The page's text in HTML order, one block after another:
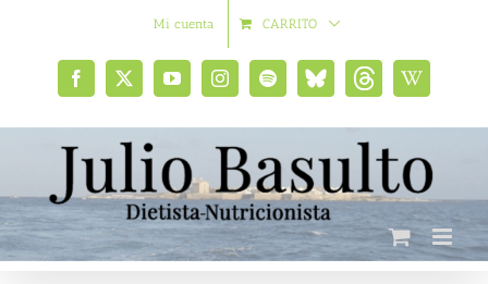
Mi cuenta CARRITO
Facebook
X YouTubeInstagramSpotifyBluesky
social
ThreadsWikipedia